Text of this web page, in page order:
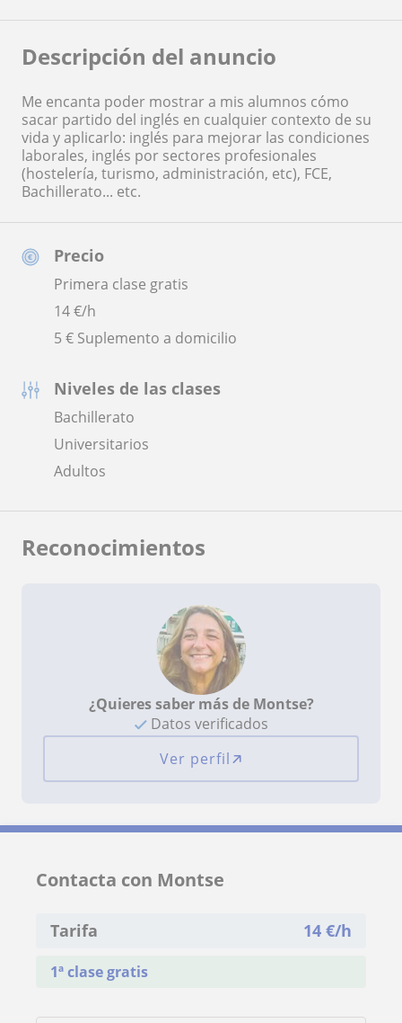
Precio
Primera clase gratis
14€/h
5 € Suplemento a domicilio
Niveles de las clases
Bachillerato
Universitarios
Adultos
Descripción del anuncio
Me encanta poder mostrar a mis alumnos cómo
sacar partido del inglés en cualquier contexto de su
vida y aplicarlo: inglés para mejorar las condiciones
laborales, inglés por sectores profesionales
(hostelería, turismo, administración, etc), FCE,
Bachillerato... etc.
Reconocimientos
¿Quieres saber más de Montse?
Datos verificados
Ver perfil
Contacta con Montse
Tarifa 14 €/h
1ª clase gratis